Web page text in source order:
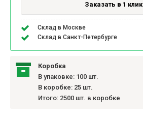
Заказать в 1 клик
Склад в Москве
Склад в Санкт-Петербурге
Коробка
В упаковке: 100 шт.
В коробке: 25 шт.
Итого: 2500 шт. в коробке